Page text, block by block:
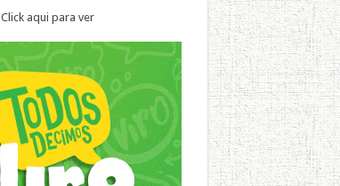
Click aqui para ver